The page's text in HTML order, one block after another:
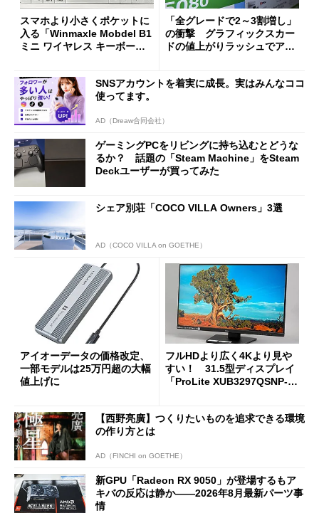
スマホより小さくポケットに
入る「Winmaxle Mobdel B1
ミニ ワイヤレス キーボー
「全グレードで2～3割増し」
の衝撃 グラフィックスカー
ドの値上がりラッシュでアキ
SNSアカウントを着実に成長。実はみんなココ
使ってます。
AD（Dreaw合同会社）
ゲーミングPCをリビングに持ち込むとどうな
るか？ 話題の「Steam Machine」をSteam
Deckユーザーが買ってみた
シェア別荘「COCO VILLA Owners」3選
AD（COCO VILLA on GOETHE）
アイオーデータの価格改定、
一部モデルは25万円超の大幅
値上げに
フルHDより広く4Kより見や
すい！ 31.5型ディスプレイ
「ProLite XUB3297QSNP-B
【西野亮廣】つくりたいものを追求できる環境
の作り方とは
AD（FINCHI on GOETHE）
新GPU「Radeon RX 9050」が登場するもア
キバの反応は静か――2026年8月最新パーツ事
情